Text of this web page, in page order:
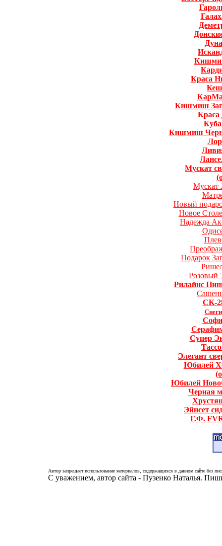
Краса
Кишмиш
Краса
Кишмиш
Мускат
Мускат
Новый
Новое
Надежда
Подарок
Розовый
Рилайнс
CK-
Супер
Элегант
Юбилей
Юбилей
Черная
Эйнсет
Г.Ф.
Автор запрещает использование материалов, содержащихся в данном сайте без
С уважением, автор сайта - Пузенко Наталья.